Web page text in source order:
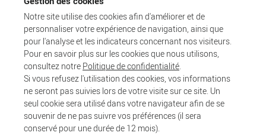
Notre site utilise des cookies afin d'améliorer et de
personnaliser votre expérience de navigation, ainsi que
pour l'analyse et les indicateurs concernant nos visiteurs.
Pour en savoir plus sur les cookies que nous utilisons,
consultez notre Politique de confidentialité
Si vous refusez l'utilisation des cookies, vos informations
ne seront pas suivies lors de votre visite sur ce site. Un
seul cookie sera utilisé dans votre navigateur afin de se
souvenir de ne pas suivre vos préférences (il sera
conservé pour une durée de 12 mois).
Agglo
Entreprendre et collaborer
Au quotidien